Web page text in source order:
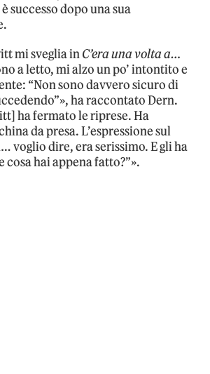
successo dopo una sua
mi sveglia inC’era una volta a…
a letto, mi alzo un po’ intontito e
“Non sono davvero sicuro di
ha raccontato Dern.
ha fermato le riprese. Ha
da presa. L’espressione sul
voglio dire, era serissimo. E gli ha
cosa hai appena fatto?”».